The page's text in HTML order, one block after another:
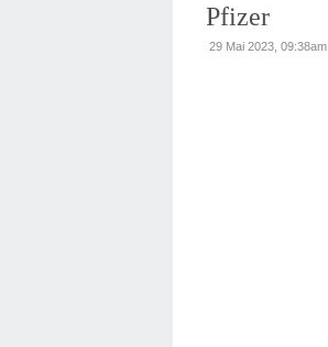
Pfizer
29 Mai 2023, 09:38am